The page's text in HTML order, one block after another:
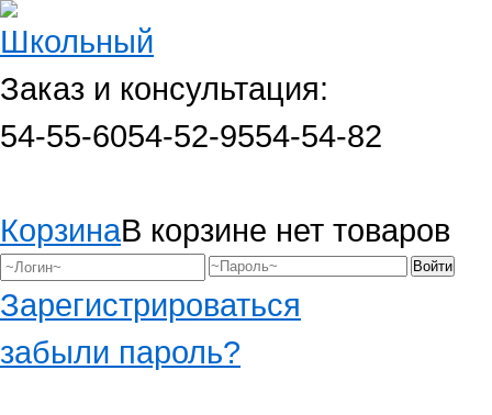
Заказ и консультация:
54-55-6054-52-9554-54-82
КорзинаВ корзине нет товаров
Зарегистрироваться
забыли пароль?